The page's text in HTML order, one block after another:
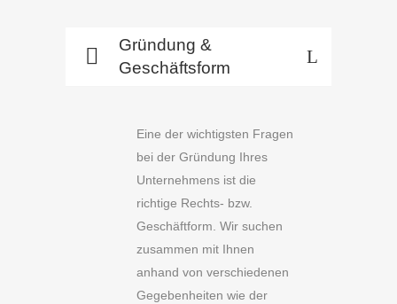
Gründung &
Geschäftsform
Eine der wichtigsten Fragen
bei der Gründung Ihres
Unternehmens ist die
richtige Rechts- bzw.
Geschäftform. Wir suchen
zusammen mit Ihnen
anhand von verschiedenen
Gegebenheiten wie der